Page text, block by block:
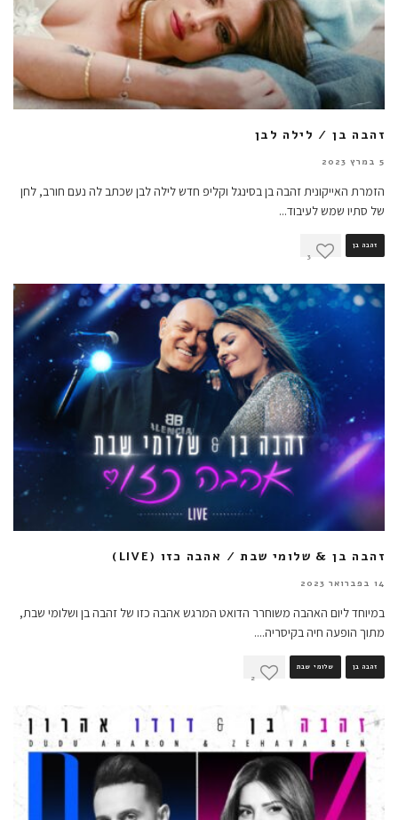
זהבה בן / לילה לבן
5 במרץ 2023
הזמרת האייקונית זהבה בן בסינגל וקליפ חדש לילה לבן שכתב לה נעם חורב, לחן
של סתיו שמש לעיבוד...
זהבה בן
3
זהבה בן & שלומי שבת / אהבה כזו (LIVE)
14 בפברואר 2023
במיוחד ליום האהבה משוחרר הדואט המרגש אהבה כזו של זהבה בן ושלומי שבת,
מתוך הופעה חיה בקיסריה....
זהבה בן שלומי שבת
2